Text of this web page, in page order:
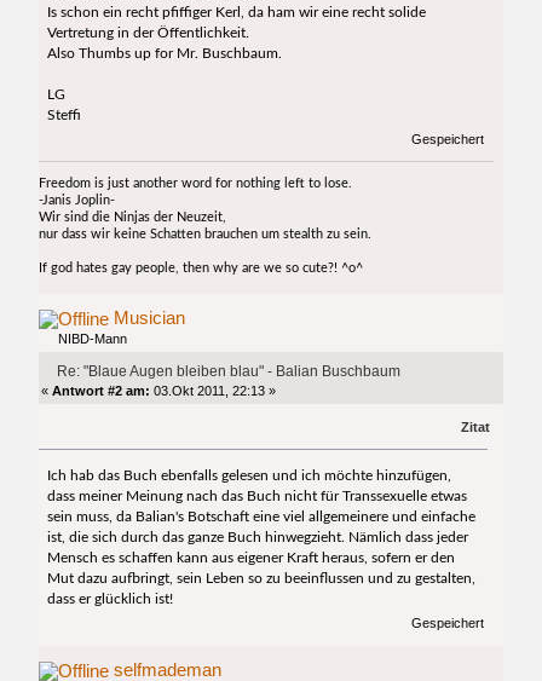
Is schon ein recht pfiffiger Kerl, da ham wir eine recht solide
Vertretung in der Öffentlichkeit.
Also Thumbs up for Mr. Buschbaum.
LG
Steffi
Gespeichert
Freedom is just another word for nothing left to lose.
-Janis Joplin-
Wir sind die Ninjas der Neuzeit,
nur dass wir keine Schatten brauchen um stealth zu sein.
If god hates gay people, then why are we so cute?! ^o^
Musician
NIBD-Mann
Re: "Blaue Augen bleiben blau" - Balian Buschbaum
«Antwort #2 am: 03.Okt 2011, 22:13 »
Zitat
Ich hab das Buch ebenfalls gelesen und ich möchte hinzufügen,
dass meiner Meinung nach das Buch nicht für Transsexuelle etwas
sein muss, da Balian's Botschaft eine viel allgemeinere und einfache
ist, die sich durch das ganze Buch hinwegzieht. Nämlich dass jeder
Mensch es schaffen kann aus eigener Kraft heraus, sofern er den
Mut dazu aufbringt, sein Leben so zu beeinflussen und zu gestalten,
dass er glücklich ist!
Gespeichert
selfmademan